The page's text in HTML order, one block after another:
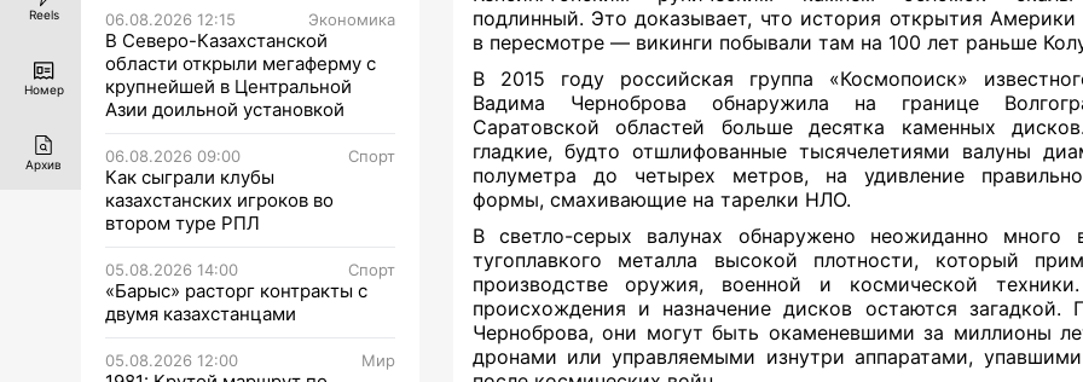
06.08.2026 12:15 Экономика
В Северо-Казахстанской
области открыли мегаферму с
крупнейшей в Центральной
Азии доильной установкой
06.08.2026 09:00 Спорт
Как сыграли клубы
казахстанских игроков во
втором туре РПЛ
05.08.2026 14:00 Спорт
«Барыс» расторг контракты с
двумя казахстанцами
05.08.2026 12:00 Мир
подлинный. Это доказывает, что история открытия Америки
в пересмотре — викинги побывали там на 100 лет раньше
В 2015 году российская группа «Космопоиск»
Вадима Черноброва обнаружила на границе
Саратовской областей больше десятка каменных
гладкие, будто отшлифованные тысячелетиями валуны
полуметра до четырех метров, на удивление
формы, смахивающие на тарелки НЛО.
В светло-серых валунах обнаружено неожиданно много
тугоплавкого металла высокой плотности, который
производстве оружия, военной и космической
происхождения и назначение дисков остаются
Черноброва, они могут быть окаменевшими за миллионы
дронами или управляемыми изнутри аппаратами,
Reels
Номер
Архив